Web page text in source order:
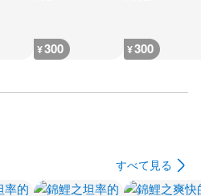
¥300 ¥300
すべて見る